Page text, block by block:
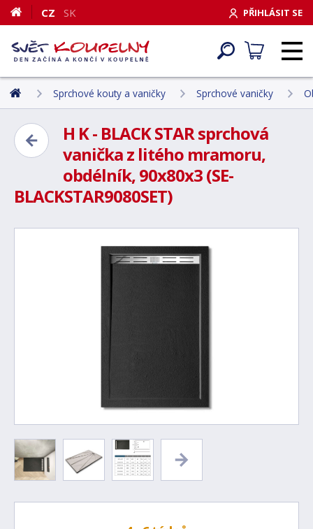
PŘIHLÁSIT SE
CZ SK
Sprchové kouty a vaničky Sprchové vaničky
H K - BLACK STAR sprchová
vanička z litého mramoru,
obdélník, 90x80x3 (SE-
BLACKSTAR9080SET)